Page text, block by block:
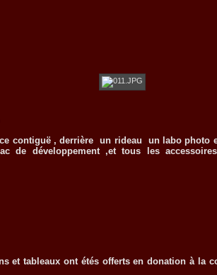
contiguë , derrière un rideau un labo photo
de développement ,et tous les
et tableaux ont étés offerts en donation à la